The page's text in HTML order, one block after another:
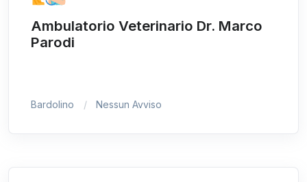
Ambulatorio Veterinario Dr. Marco
Parodi
Bardolino Nessun Avviso